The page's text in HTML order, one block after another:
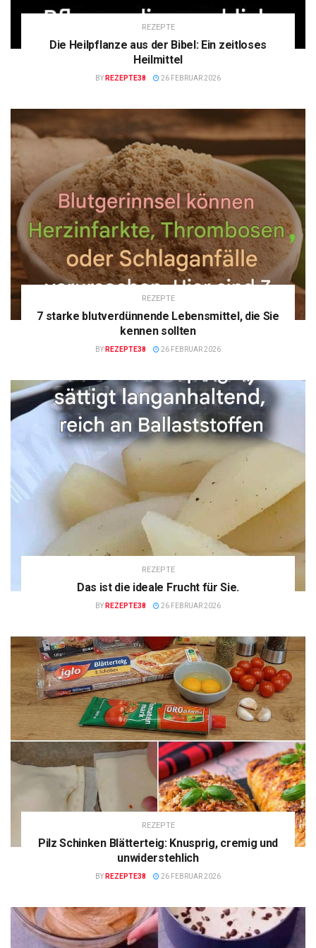
REZEPTE
Die Heilpflanze aus der Bibel: Ein zeitloses
Heilmittel
BY REZEPTE38 26 FEBRUAR 2026
REZEPTE
7 starke blutverdünnende Lebensmittel, die Sie
kennen sollten
BY REZEPTE38 26 FEBRUAR 2026
REZEPTE
Das ist die ideale Frucht für Sie.
BY REZEPTE38 26 FEBRUAR 2026
REZEPTE
Pilz Schinken Blätterteig: Knusprig, cremig und
unwiderstehlich
BY REZEPTE38 26 FEBRUAR 2026